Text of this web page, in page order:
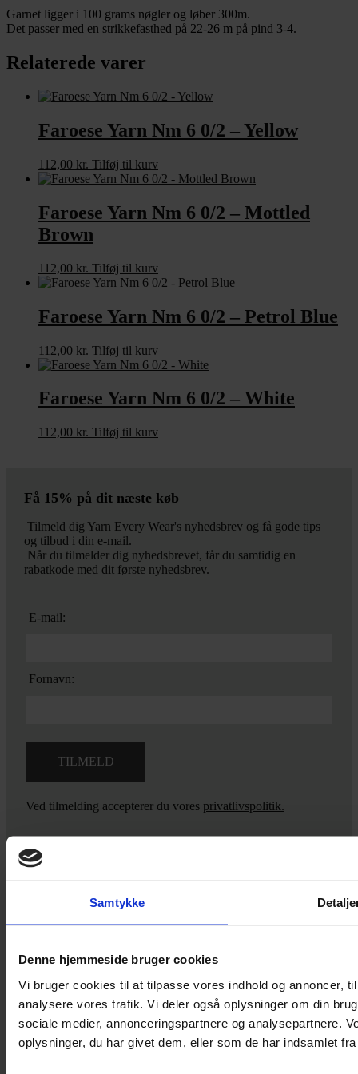
Samtykke
Denne hjemmeside bruger cookies
Vi bruger cookies til at tilpasse vores indhold og annoncer,
analysere vores trafik. Vi deler også oplysninger om din
sociale medier, annonceringspartnere og analysepartnere.
oplysninger, du har givet dem, eller som de har indsamlet
Garnet ligger i 100 grams nøgler og løber 300m.
Det passer med en strikkefasthed på 22-26 m på pind 3-4.
Relaterede varer
Faroese Yarn Nm 6 0/2 – Yellow
112,00 kr. Tilføj til kurv
Faroese Yarn Nm 6 0/2 – Mottled
Brown
112,00 kr. Tilføj til kurv
Faroese Yarn Nm 6 0/2 – Petrol Blue
112,00 kr. Tilføj til kurv
Faroese Yarn Nm 6 0/2 – White
112,00 kr. Tilføj til kurv
Få 15% på dit næste køb
Tilmeld dig Yarn Every Wear's nyhedsbrev og få gode tips
og tilbud i din e-mail.
Når du tilmelder dig nyhedsbrevet, får du samtidig en
rabatkode med dit første nyhedsbrev.
E-mail:
Fornavn:
Ved tilmelding accepterer du vores privatlivspolitik.
mig,eller kom forbi butikken på Vestergade 12 i Tønder. Så hjælper
jeg dig på vej.
Vestergade 12 6270, Tønder
60 51 96 50
post@yarneverywear.dk
CVR 43041649